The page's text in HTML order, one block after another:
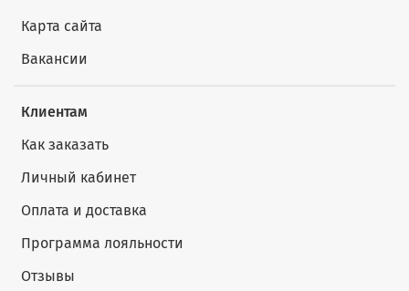
Карта сайта
Вакансии
Клиентам
Как заказать
Личный кабинет
Оплата и доставка
Программа лояльности
Отзывы